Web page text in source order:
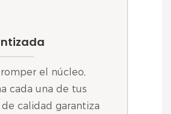
el núcleo,
cada una de tus
calidad garantiza